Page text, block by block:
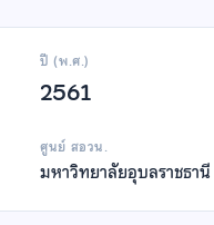
ปี (พ.ศ.)
2561
ศูนย์ สอวน.
มหาวิทยาลัยอุบลราชธานี